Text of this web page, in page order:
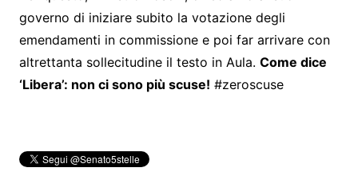
governo di iniziare subito la votazione degli
emendamenti in commissione e poi far arrivare con
altrettanta sollecitudine il testo in Aula. Come dice
‘Libera’: non ci sono più scuse! #zeroscuse